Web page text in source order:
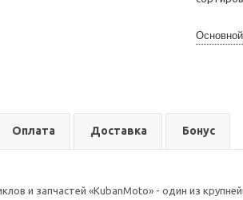
Основной
Оплата Доставка Бонус
и запчастей «KubanMoto» - один из